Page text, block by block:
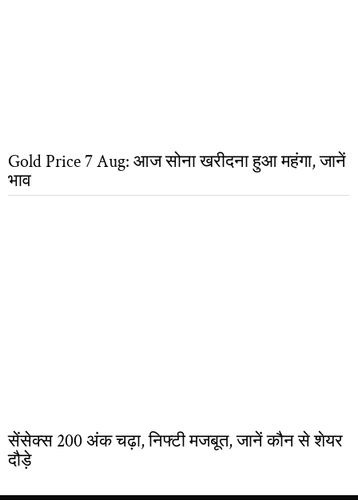
Gold Price 7 Aug: आज सोना खरीदना हुआ महंगा, जानें
भाव
सेंसेक्स 200 अंक चढ़ा, निफ्टी मजबूत, जानें कौन से शेयर
दौड़े